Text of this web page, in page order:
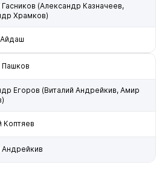
Гасников (Александр Казначеев,
Храмков)
Пашков
Егоров (Виталий Андрейкив, Амир
Коптяев
Андрейкив